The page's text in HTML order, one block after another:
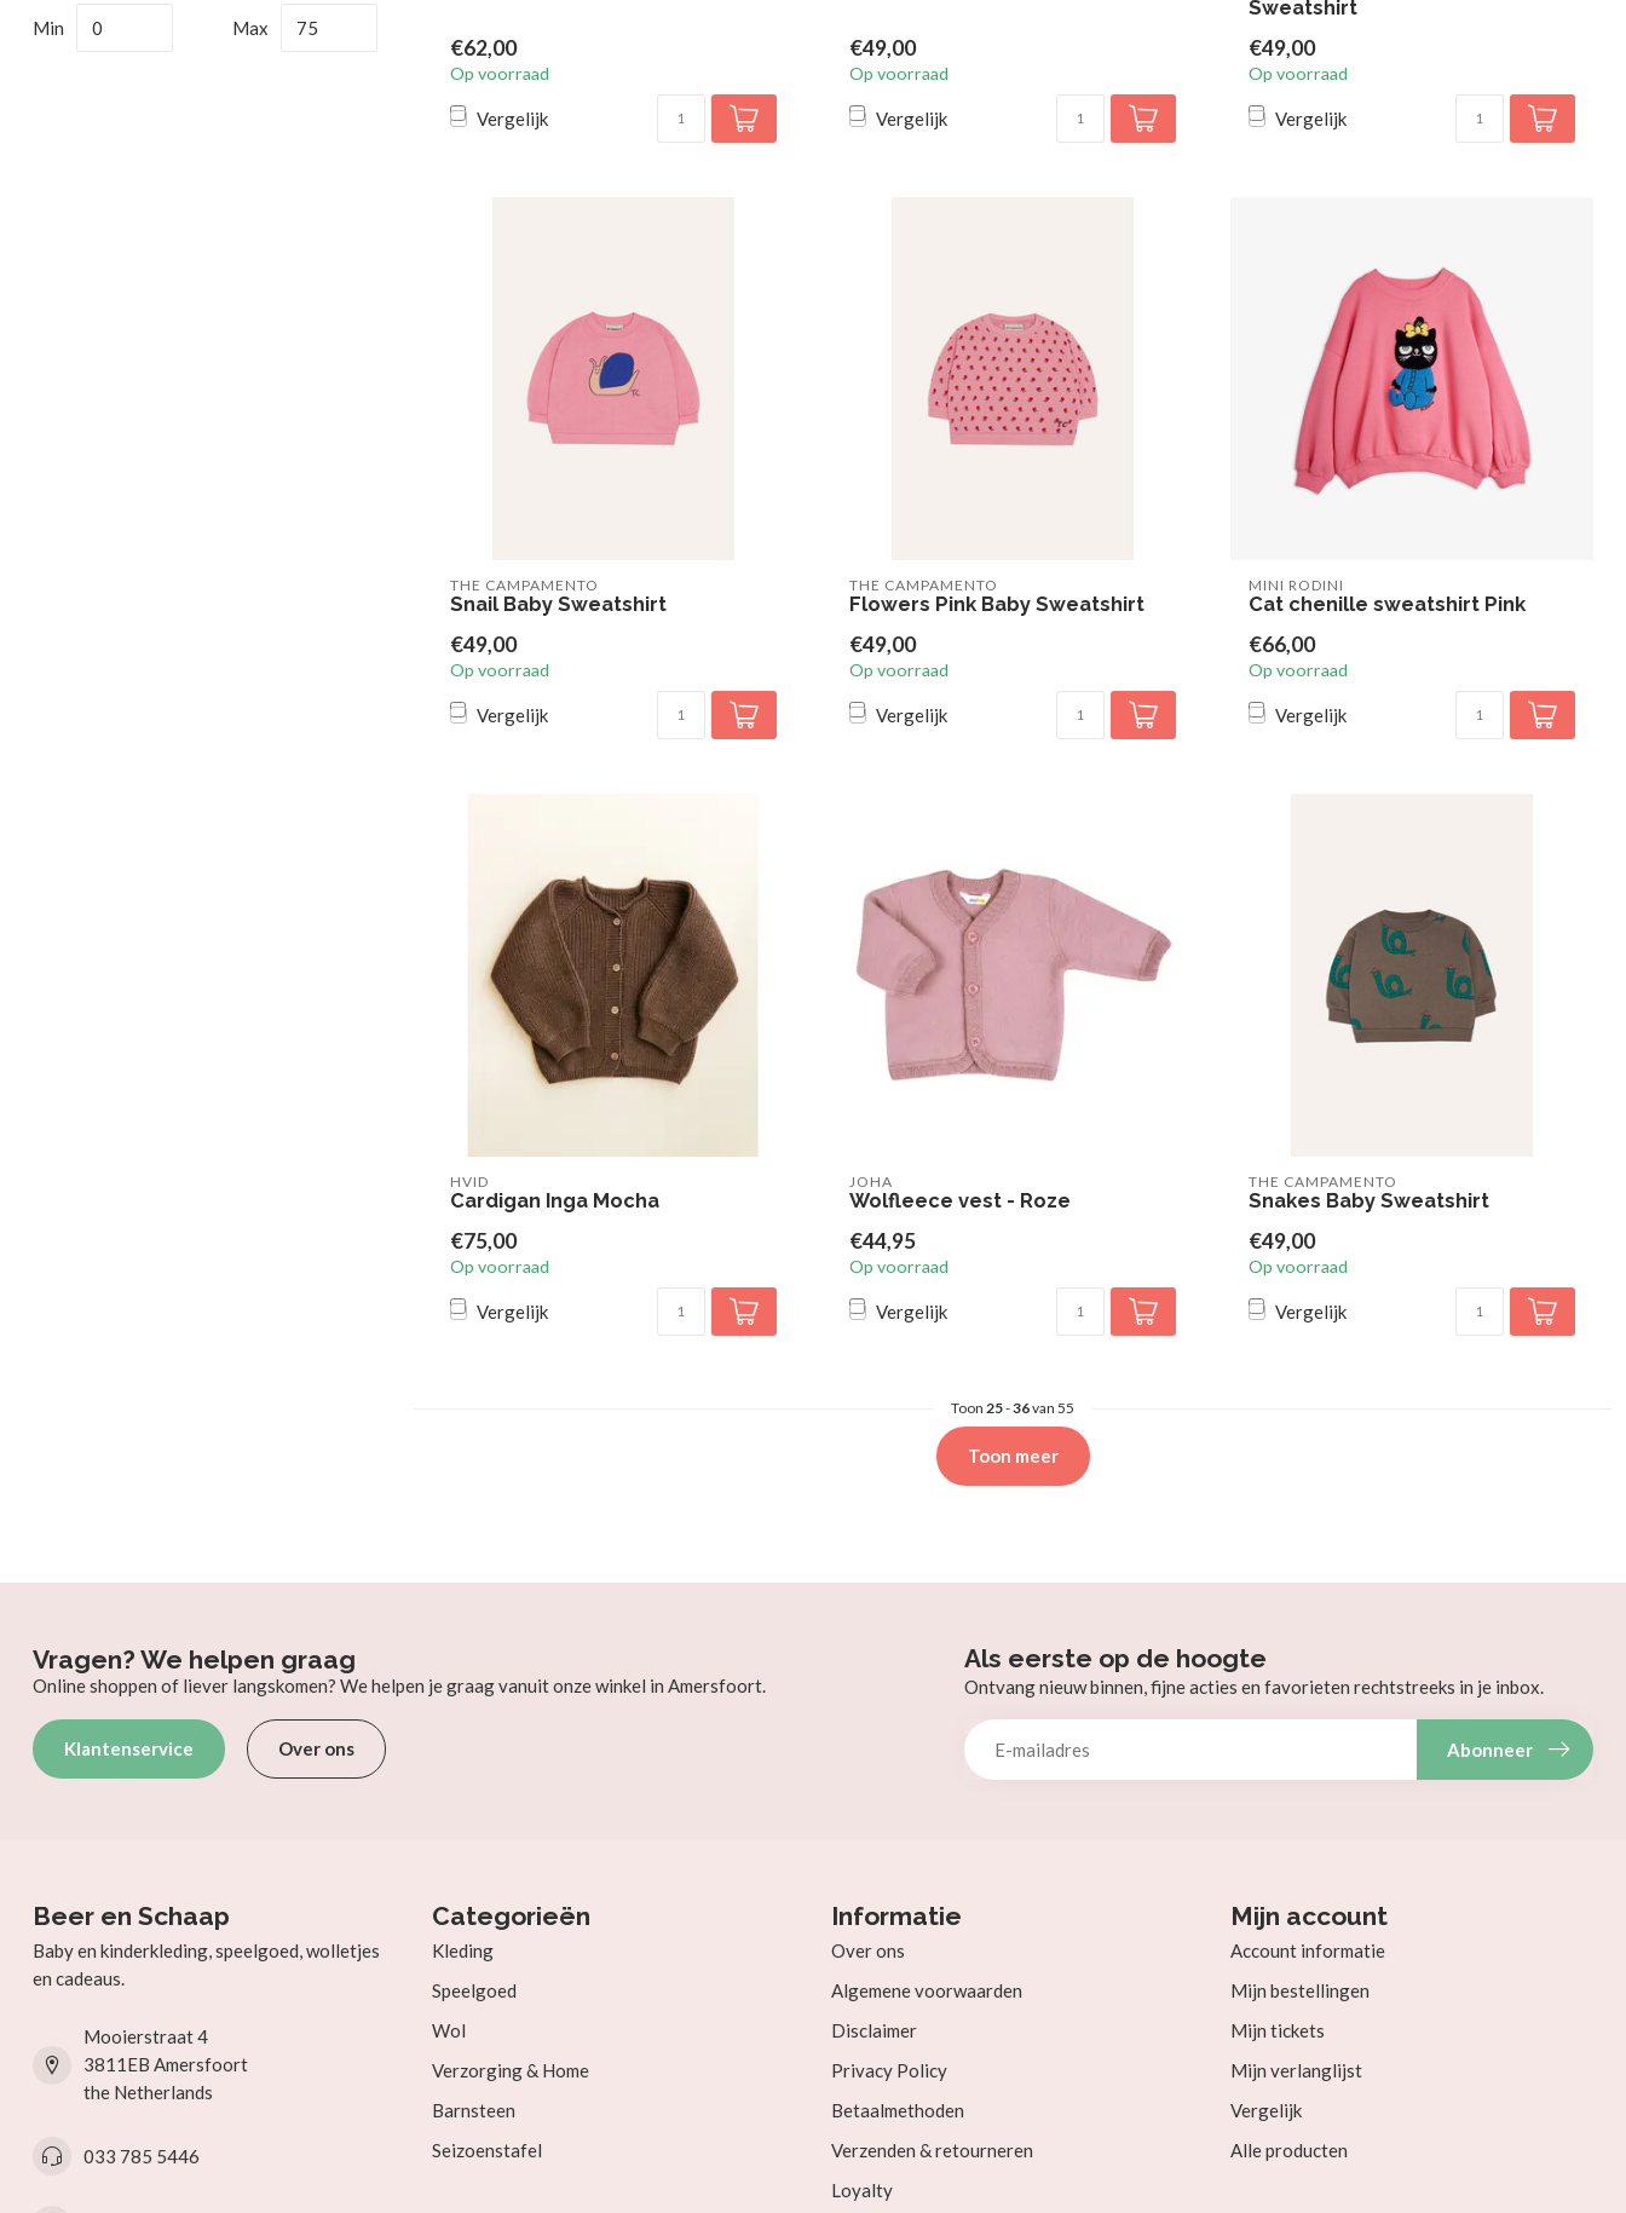
Min Max
€62,00
Op voorraad
Vergelijk
€49,00
Op voorraad
Vergelijk
Sweatshirt
€49,00
Op voorraad
Vergelijk
THE CAMPAMENTO
Snail Baby Sweatshirt
€49,00
Op voorraad
Vergelijk
THE CAMPAMENTO
Flowers Pink Baby Sweatshirt
€49,00
Op voorraad
Vergelijk
MINI RODINI
Cat chenille sweatshirt Pink
€66,00
Op voorraad
Vergelijk
HVID
Cardigan Inga Mocha
€75,00
Op voorraad
Vergelijk
JOHA
Wolfleece vest - Roze
€44,95
Op voorraad
Vergelijk
THE CAMPAMENTO
Snakes Baby Sweatshirt
€49,00
Op voorraad
Vergelijk
Toon 25-36van 55
Toon meer
Vragen? We helpen graag
Online shoppen of liever langskomen? We helpen je graag vanuit onze winkel in Amersfoort.
Klantenservice Over ons
Als eerste op de hoogte
Ontvang nieuw binnen, fijne acties en favorieten rechtstreeks in je inbox.
Abonneer
Beer en Schaap
Baby en kinderkleding, speelgoed, wolletjes
en cadeaus.
Mooierstraat 4
3811EB Amersfoort
the Netherlands
033 785 5446
Categorieën
Kleding
Speelgoed
Wol
Verzorging & Home
Barnsteen
Seizoenstafel
Informatie
Over ons
Algemene voorwaarden
Disclaimer
Privacy Policy
Betaalmethoden
Verzenden & retourneren
Loyalty
Mijn account
Account informatie
Mijn bestellingen
Mijn tickets
Mijn verlanglijst
Vergelijk
Alle producten